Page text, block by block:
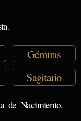
Géminis
Sagitario
de Nacimiento.